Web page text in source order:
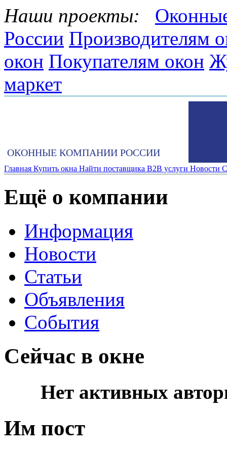
Наши проекты:
России Производителям
окон Покупателям окон
маркет
ОКОННЫЕ КОМПАНИИ РОССИИ
Главная Купить окна Найти поставщика B2B услуги Новости
Ещё о компании
Информация
Новости
Статьи
Объявления
События
Сейчас в окне
Нет активных
Им пост